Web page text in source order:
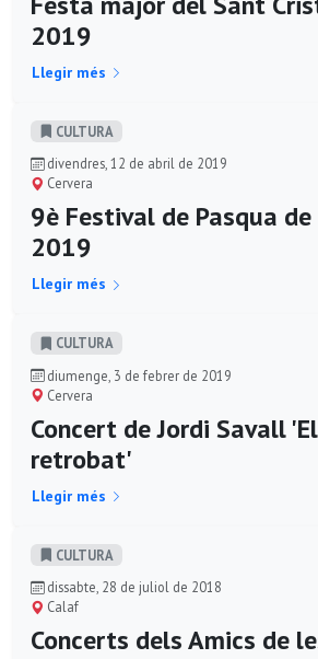
2019
Llegir més
CULTURA
divendres, 12 de abril de 2019
Cervera
9è Festival de Pasqua de
2019
Llegir més
CULTURA
diumenge, 3 de febrer de 2019
Cervera
Concert de Jordi Savall
retrobat'
Llegir més
CULTURA
dissabte, 28 de juliol de 2018
Calaf
Concerts dels Amics de